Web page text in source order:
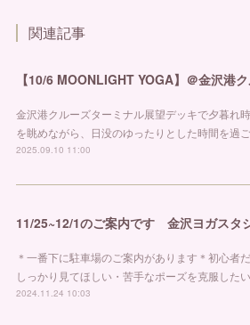
関連記事
金沢港クルーズターミナル展望デッキで夕暮れ
を眺めながら、日没のゆったりとした時間を過
2025.09.10 11:00
＊一番下に駐車場のご案内があります＊初心者
しっかり見てほしい・苦手なポーズを克服した
2024.11.24 10:03